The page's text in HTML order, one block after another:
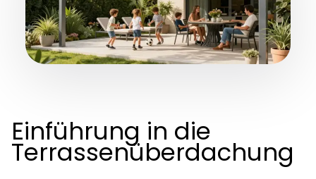
Einführung in die
Terrassenüberdachung